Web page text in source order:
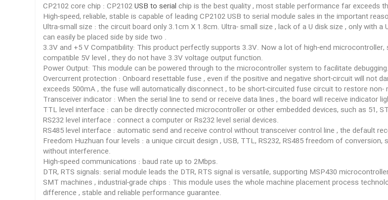
CP2102 core chip : CP2102USB to serial chip is the best quality , most stable performance far exceeds
High-speed, reliable, stable is capable of leading CP2102 USB to serial module sales in the important
Ultra-small size : the circuit board only 3.1cm X 1.8cm. Ultra- small size , lack of a U disk size , only with
can easily be placed side by side two .
3.3V and +5 V Compatibility: This product perfectly supports 3.3V. Now a lot of high-end
compatible 5V level , they do not have 3.3V voltage output function.
Power Output: This module can be powered through to the microcontroller system to facilitate
Overcurrent protection : Onboard resettable fuse , even if the positive and negative short-circuit will not
exceeds 500mA , the fuse will automatically disconnect , to be short-circuited fuse circuit to restore
Transceiver indicator : When the serial line to send or receive data lines , the board will receive indicator
TTL level interface : can be directly connected microcontroller or other embedded devices, such as 51,
RS232 level interface : connect a computer or Rs232 level serial devices.
RS485 level interface : automatic send and receive control without transceiver control line , the default
Freedom Huzhuan four levels : a unique circuit design , USB, TTL, RS232, RS485 freedom of
without interference.
High-speed communications : baud rate up to 2Mbps.
DTR, RTS signals: serial module leads the DTR, RTS signal is versatile, supporting MSP430
SMT machines , industrial-grade chips : This module uses the whole machine placement process
difference , stable and reliable performance guarantee.